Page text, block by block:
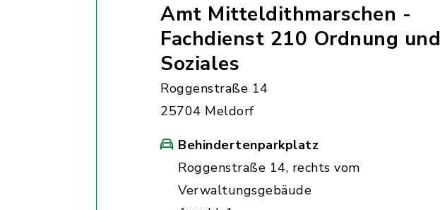
Amt Mitteldithmarschen -
Fachdienst 210 Ordnung und
Soziales
Roggenstraße 14
25704 Meldorf
Behindertenparkplatz
Roggenstraße 14, rechts vom
Verwaltungsgebäude